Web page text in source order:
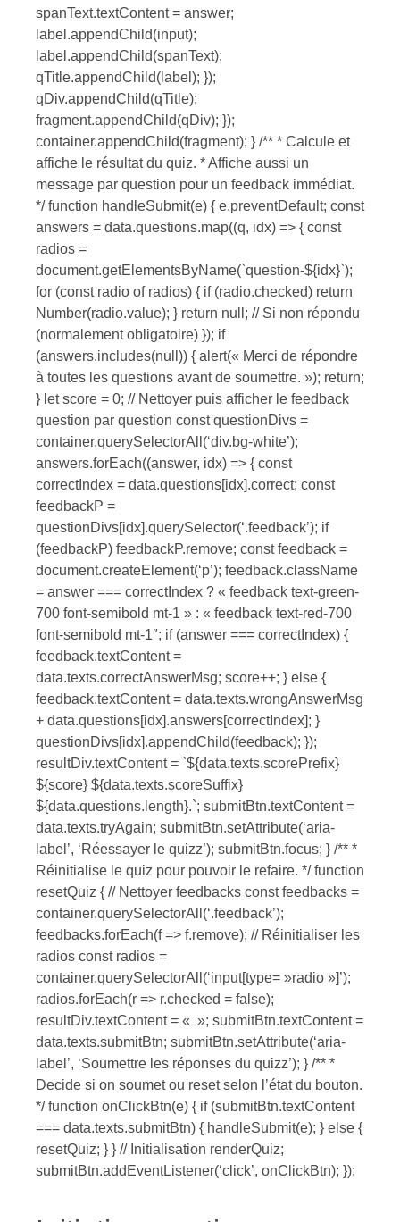
spanText.textContent = answer;
label.appendChild(input);
label.appendChild(spanText);
qTitle.appendChild(label); });
qDiv.appendChild(qTitle);
fragment.appendChild(qDiv); });
container.appendChild(fragment); } /** * Calcule et
affiche le résultat du quiz. * Affiche aussi un
message par question pour un feedback immédiat.
*/ function handleSubmit(e) { e.preventDefault; const
answers = data.questions.map((q, idx) => { const
radios =
document.getElementsByName(`question-${idx}`);
for (const radio of radios) { if (radio.checked) return
Number(radio.value); } return null; // Si non répondu
(normalement obligatoire) }); if
(answers.includes(null)) { alert(« Merci de répondre
à toutes les questions avant de soumettre. »); return;
} let score = 0; // Nettoyer puis afficher le feedback
question par question const questionDivs =
container.querySelectorAll(‘div.bg-white’);
answers.forEach((answer, idx) => { const
correctIndex = data.questions[idx].correct; const
feedbackP =
questionDivs[idx].querySelector(‘.feedback’); if
(feedbackP) feedbackP.remove; const feedback =
document.createElement(‘p’); feedback.className
= answer === correctIndex ? « feedback text-green-
700 font-semibold mt-1 » : « feedback text-red-700
font-semibold mt-1″; if (answer === correctIndex) {
feedback.textContent =
data.texts.correctAnswerMsg; score++; } else {
feedback.textContent = data.texts.wrongAnswerMsg
+ data.questions[idx].answers[correctIndex]; }
questionDivs[idx].appendChild(feedback); });
resultDiv.textContent = `${data.texts.scorePrefix}
${score} ${data.texts.scoreSuffix}
${data.questions.length}.`; submitBtn.textContent =
data.texts.tryAgain; submitBtn.setAttribute(‘aria-
label’, ‘Réessayer le quizz’); submitBtn.focus; } /** *
Réinitialise le quiz pour pouvoir le refaire. */ function
resetQuiz { // Nettoyer feedbacks const feedbacks =
container.querySelectorAll(‘.feedback’);
feedbacks.forEach(f => f.remove); // Réinitialiser les
radios const radios =
container.querySelectorAll(‘input[type= »radio »]’);
radios.forEach(r => r.checked = false);
resultDiv.textContent = « »; submitBtn.textContent =
data.texts.submitBtn; submitBtn.setAttribute(‘aria-
label’, ‘Soumettre les réponses du quizz’); } /** *
Decide si on soumet ou reset selon l’état du bouton.
*/ function onClickBtn(e) { if (submitBtn.textContent
=== data.texts.submitBtn) { handleSubmit(e); } else {
resetQuiz; } } // Initialisation renderQuiz;
submitBtn.addEventListener(‘click’, onClickBtn); });